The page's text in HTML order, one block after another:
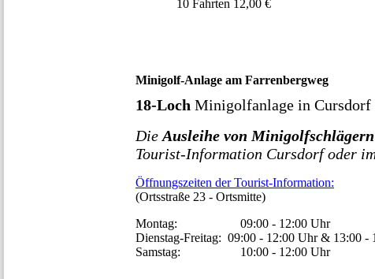
10 Fahrten 12,00 €
Minigolf-Anlage am Farrenbergweg
18-Loch Minigolfanlage in Cursdorf
Die Ausleihe von
Tourist-Information Cursdorf oder
Öffnungszeiten der Tourist-Information:
(Ortsstraße 23 - Ortsmitte)
Montag: 09:00 - 12:00 Uhr
Dienstag-Freitag: 09:00 - 12:00 Uhr & 13:00 -
Samstag: 10:00 - 12:00 Uhr